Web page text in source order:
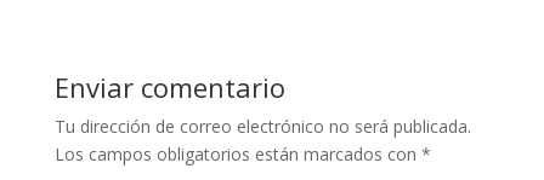
Enviar comentario
Tu dirección de correo electrónico no será publicada.
Los campos obligatorios están marcados con *